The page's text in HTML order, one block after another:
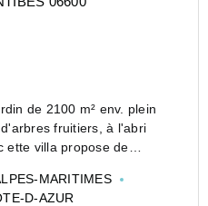
de 2100 m² env. plein
fruitiers, à l'abri
ette villa propose de
MARITIMES
D-AZUR